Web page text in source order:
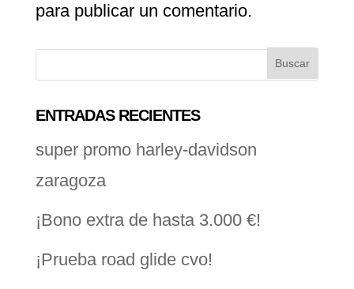
para publicar un comentario.
ENTRADAS RECIENTES
super promo harley-davidson
zaragoza
¡Bono extra de hasta 3.000 €!
¡Prueba road glide cvo!